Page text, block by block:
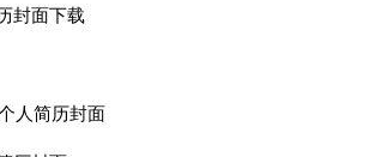
封面下载
人简历封面